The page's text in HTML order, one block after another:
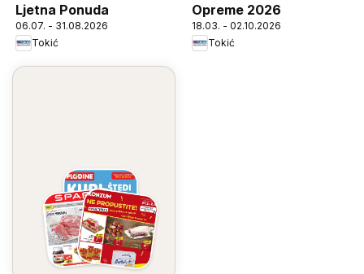
Ljetna Ponuda
06.07. - 31.08.2026
Tokić
Opreme 2026
18.03. - 02.10.2026
Tokić